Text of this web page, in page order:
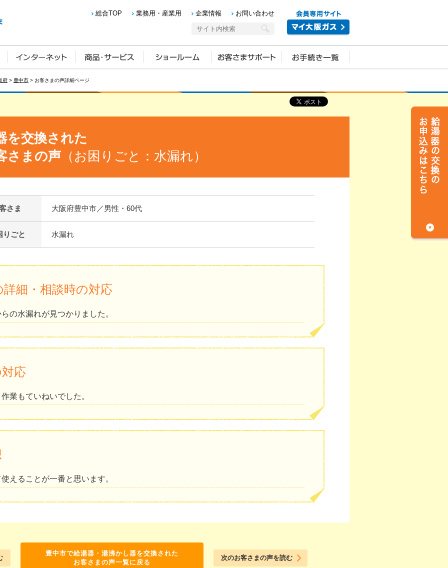
総合TOP 業務用・産業用 企業情報 お問い合わせ
府 > 豊中市 > お客さまの声詳細ページ
を交換された
さまの声 （お困りごと：水漏れ）
さま 大阪府豊中市／男性・60代
りごと 水漏れ
細・相談時の対応
の水漏れが見つかりました。
応
業もていねいでした。
えることが一番と思います。
豊中市で給湯器・湯沸かし器を交換された
お客さまの声一覧に戻る
次のお客さまの声を読む